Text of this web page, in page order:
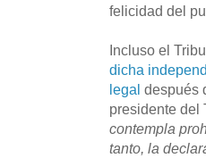
felicidad del
Incluso el
dicha
legal después
presidente del
contempla
tanto, la